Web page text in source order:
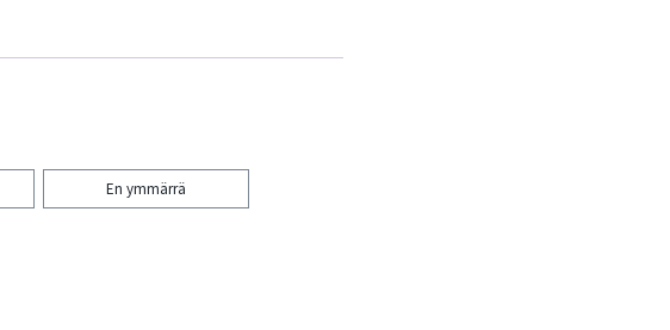
En ymmärrä